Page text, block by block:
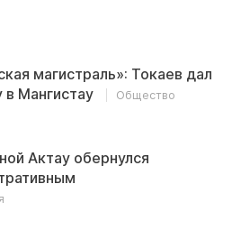
магистраль»: Токаев дал
в Мангистау
Общество
Актау обернулся